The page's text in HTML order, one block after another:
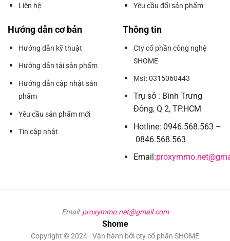
Liên hệ Yêu cầu đổi sản phẩm
Hướng dẫn cơ bản
Hướng dẫn kỹ thuật
Hướng dẫn tải sản phẩm
Hướng dẫn cập nhật sản
phẩm
Yêu cầu sản phẩm mới
Tin cập nhật
Thông tin
Cty cổ phần công nghệ
SHOME
Mst: 0315060443
Trụ sở : Bình Trưng
Đông, Q 2, TP.HCM
Hotline: 0946.568.563 –
0846.568.563
Email:
Email:proxymmo.net@gmail.com
Shome
Copyright © 2024 - Vận hành bởi cty cổ phần SHOME